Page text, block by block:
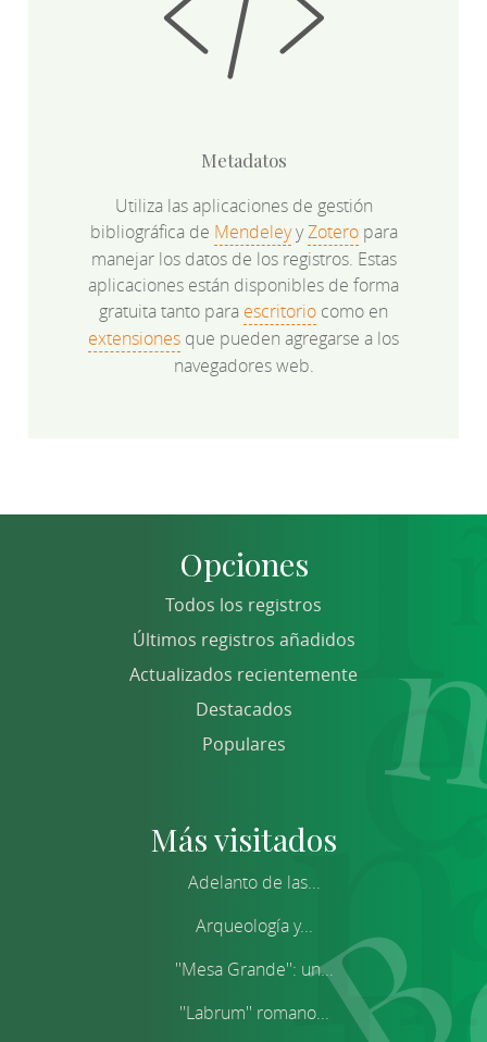
Metadatos
Utiliza las aplicaciones de gestión
bibliográfica de MendeleyyZoteropara
manejar los datos de los registros. Estas
aplicaciones están disponibles de forma
gratuita tanto para escritorio como en
extensiones que pueden agregarse a los
navegadores web.
Opciones
Todos los registros
Últimos registros añadidos
Actualizados recientemente
Destacados
Populares
Más visitados
Adelanto de las...
Arqueología y...
''Mesa Grande'': un...
''Labrum'' romano...